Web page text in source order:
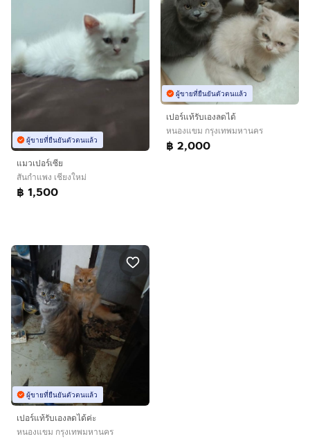
ผู้ขายที่ยืนยันตัวตนแล้ว
แมวเปอร์เซีย
สันกำแพง เชียงใหม่
฿ 1,500
ผู้ขายที่ยืนยันตัวตนแล้ว
เปอร์แท้รับเองลดได้
หนองแขม กรุงเทพมหานคร
฿ 2,000
ผู้ขายที่ยืนยันตัวตนแล้ว
เปอร์แท้รับเองลดได้ค่ะ
หนองแขม กรุงเทพมหานคร